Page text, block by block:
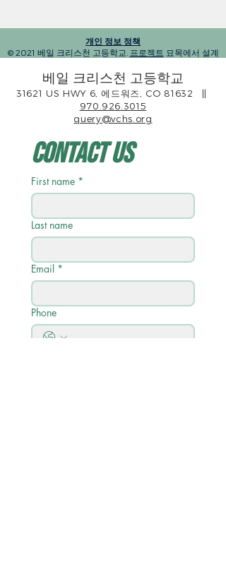
개인 정보 정책
© 2021 베일 크리스천 고등학교. 프로젝트 묘목에서 설계
베일 크리스천 고등학교
31621 US HWY 6, 에드워즈, CO 81632
||
970.926.3015
query@vchs.org
Contact Us
First name *
Last name
Email *
Phone